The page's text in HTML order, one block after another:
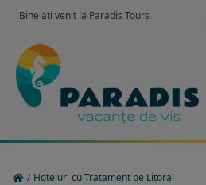
Bine ati venit la Paradis Tours
/ Hoteluri cu Tratament pe Litoral